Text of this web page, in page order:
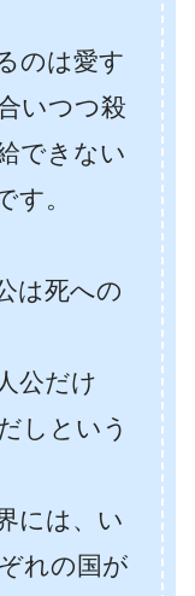
のは愛す
いつつ殺
できない
す。
は死への
公だけ
しという
には、い
れの国が